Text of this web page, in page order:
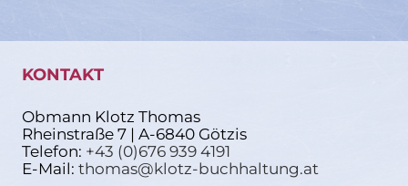
KONTAKT
Obmann Klotz Thomas
Rheinstraße 7 | A-6840 Götzis
Telefon: +43 (0)676 939 4191
E-Mail: thomas@klotz-buchhaltung.at